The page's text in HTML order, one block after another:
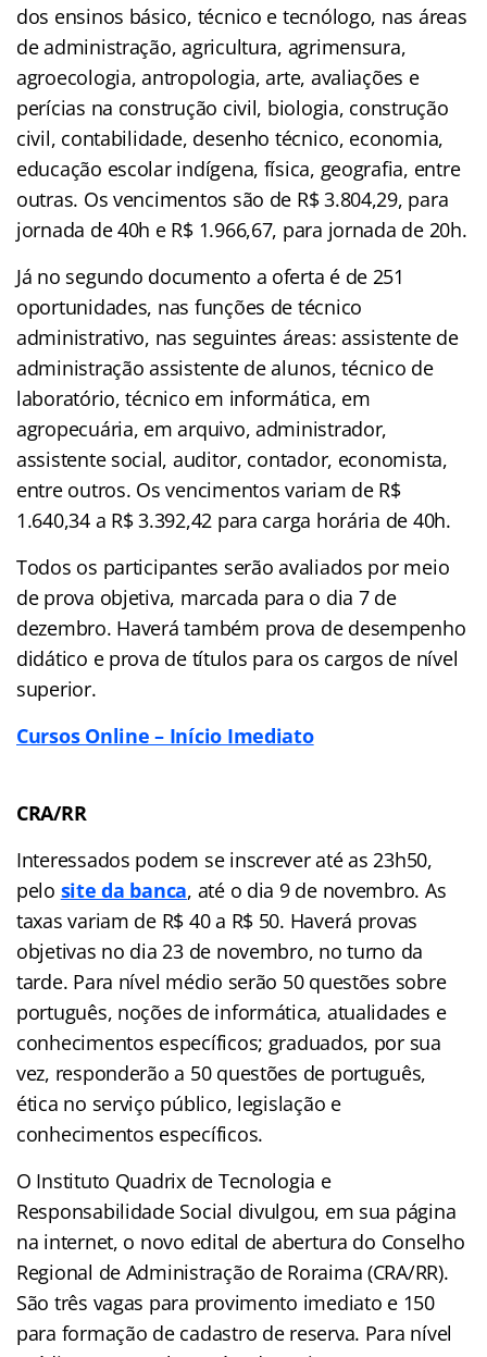
dos ensinos básico, técnico e tecnólogo, nas áreas
de administração, agricultura, agrimensura,
agroecologia, antropologia, arte, avaliações e
perícias na construção civil, biologia, construção
civil, contabilidade, desenho técnico, economia,
educação escolar indígena, física, geografia, entre
outras. Os vencimentos são de R$ 3.804,29, para
jornada de 40h e R$ 1.966,67, para jornada de 20h.
Já no segundo documento a oferta é de 251
oportunidades, nas funções de técnico
administrativo, nas seguintes áreas: assistente de
administração assistente de alunos, técnico de
laboratório, técnico em informática, em
agropecuária, em arquivo, administrador,
assistente social, auditor, contador, economista,
entre outros. Os vencimentos variam de R$
1.640,34 a R$ 3.392,42 para carga horária de 40h.
Todos os participantes serão avaliados por meio
de prova objetiva, marcada para o dia 7 de
dezembro. Haverá também prova de desempenho
didático e prova de títulos para os cargos de nível
superior.
Cursos Online – Início Imediato
CRA/RR
Interessados podem se inscrever até as 23h50,
pelo site da banca, até o dia 9 de novembro. As
taxas variam de R$ 40 a R$ 50. Haverá provas
objetivas no dia 23 de novembro, no turno da
tarde. Para nível médio serão 50 questões sobre
português, noções de informática, atualidades e
conhecimentos específicos; graduados, por sua
vez, responderão a 50 questões de português,
ética no serviço público, legislação e
conhecimentos específicos.
O Instituto Quadrix de Tecnologia e
Responsabilidade Social divulgou, em sua página
na internet, o novo edital de abertura do Conselho
Regional de Administração de Roraima (CRA/RR).
São três vagas para provimento imediato e 150
para formação de cadastro de reserva. Para nível